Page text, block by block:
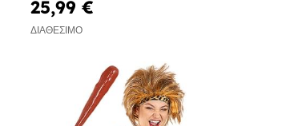
25,99 €
ΔΙΑΘΈΣΙΜΟ